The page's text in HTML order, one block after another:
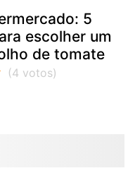
5
escolher um
de tomate